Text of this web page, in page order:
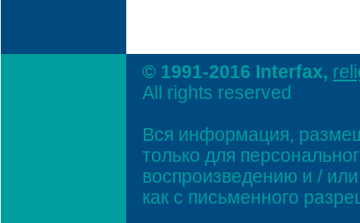
© 1991-2016 Interfax,
All rights reserved
Вся информация,
только для
воспроизведению и /
как с письменного